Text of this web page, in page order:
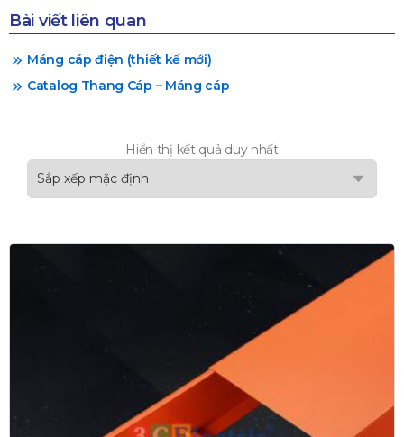
kết với nhau 1 cách chắc
chắn, an toàn
Bài viết liên quan
Máng cáp điện (thiết kế mới)
Catalog Thang Cáp – Máng cáp
Hiển thị kết quả duy nhất